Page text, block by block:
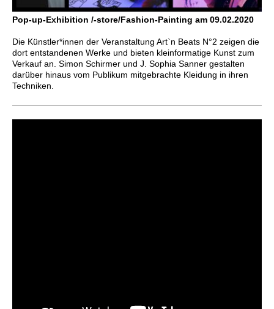
Pop-up-Exhibition /-store/Fashion-Painting am 09.02.2020
Die Künstler*innen der Veranstaltung Art`n Beats N°2 zeigen die
dort entstandenen Werke und bieten kleinformatige Kunst zum
Verkauf an. Simon Schirmer und J. Sophia Sanner gestalten
darüber hinaus vom Publikum mitgebrachte Kleidung in ihren
Techniken.